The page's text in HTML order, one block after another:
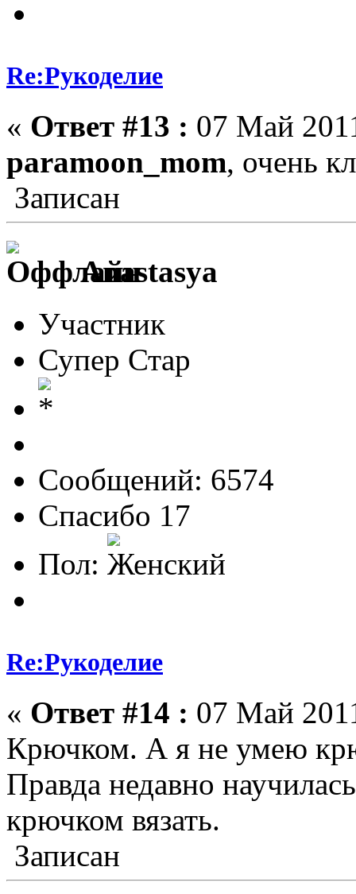
Re:Рукоделие
« Ответ #13 : 07 Май
paramoon_mom, очень
Записан
Anastasya
Участник
Супер Стар
Сообщений: 6574
Спасибо 17
Пол:
Re:Рукоделие
« Ответ #14 : 07 Май
Крючком. А я не умею
Правда недавно
крючком вязать.
Записан